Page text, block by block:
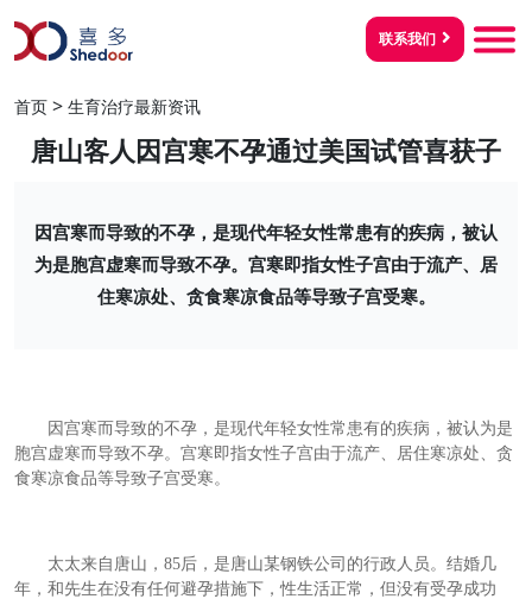
联系我们
首页 > 生育治疗最新资讯
唐山客人因宫寒不孕通过美国试管喜获子
因宫寒而导致的不孕，是现代年轻女性常患有的疾病，被认
为是胞宫虚寒而导致不孕。宫寒即指女性子宫由于流产、居
住寒凉处、贪食寒凉食品等导致子宫受寒。
因宫寒而导致的不孕，是现代年轻女性常患有的疾病，被认为是
胞宫虚寒而导致不孕。宫寒即指女性子宫由于流产、居住寒凉处、贪
食寒凉食品等导致子宫受寒。
太太来自唐山， 85后，是唐山某钢铁公司的行政人员。结婚几
年，和先生在没有任何避孕措施下，性生活正常，但没有受孕成功